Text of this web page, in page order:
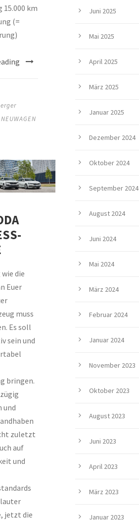
15.000 km
(=
NEUWAGEN
die
Euer
muss
Es soll
sein und
bringen.
und
zuletzt
auf
und
lauter
jetzt die
Juni 2025
Mai 2025
April 2025
März 2025
Januar 2025
Dezember 2024
Oktober 2024
September 2024
August 2024
Juni 2024
Mai 2024
März 2024
Februar 2024
Januar 2024
November 2023
Oktober 2023
August 2023
Juni 2023
April 2023
März 2023
Januar 2023